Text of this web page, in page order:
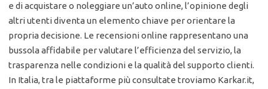
e di acquistare o noleggiare un’auto online, l’opinione degli
altri utenti diventa un elemento chiave per orientare la
propria decisione. Le recensioni online rappresentano una
bussola affidabile per valutare l’efficienza del servizio, la
trasparenza nelle condizioni e la qualità del supporto clienti.
In Italia, tra le piattaforme più consultate troviamo Karkar.it,